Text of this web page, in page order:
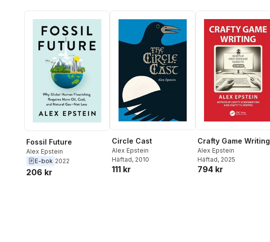
Fossil Future
Alex Epstein
E-bok 2022
206 kr
Circle Cast
Alex Epstein
Häftad, 2010
111 kr
Crafty Game Writing
Alex Epstein
Häftad, 2025
794 kr